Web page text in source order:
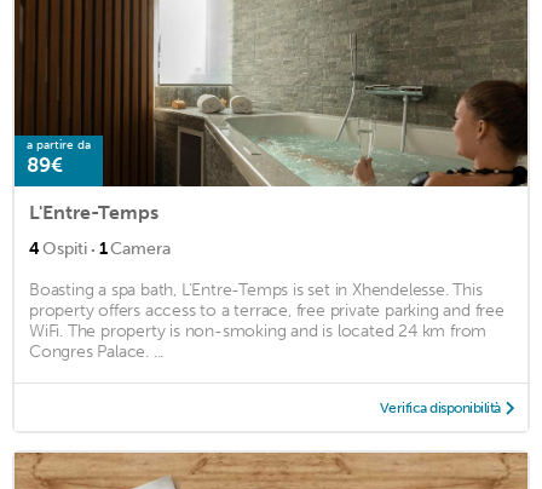
a partire da
89€
L'Entre-Temps
4Ospiti · 1Camera
Boasting a spa bath, L'Entre-Temps is set in Xhendelesse. This
property offers access to a terrace, free private parking and free
WiFi. The property is non-smoking and is located 24 km from
Congres Palace. ...
Verifica disponibilità